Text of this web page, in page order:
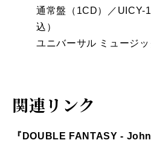
通常盤（1CD）／UICY-
込）
ユニバーサル ミュージッ
関連リンク
『DOUBLE FANTASY -